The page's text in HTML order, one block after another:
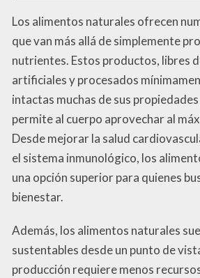
Los alimentos naturales ofrecen
que van más allá de simplemente
nutrientes. Estos productos, libres
artificiales y procesados
intactas muchas de sus
permite al cuerpo aprovechar al
Desde mejorar la salud
el sistema inmunológico, los
una opción superior para quienes
bienestar.
Además, los alimentos naturales
sustentables desde un punto de
producción requiere menos